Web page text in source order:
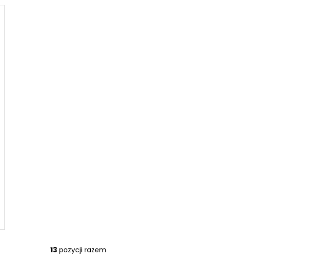
K
13pozycji razem